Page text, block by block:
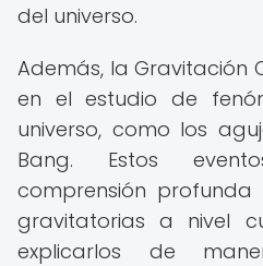
del universo.
Además, la Gravitación
en el estudio de
universo, como los
Bang. Estos
comprensión
gravitatorias a nivel
explicarlos de